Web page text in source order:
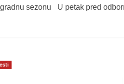
sezonu
U petak pred